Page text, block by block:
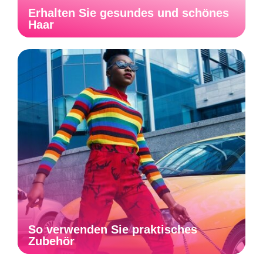
Erhalten Sie gesundes und schönes
Haar
So verwenden Sie praktisches
Zubehör